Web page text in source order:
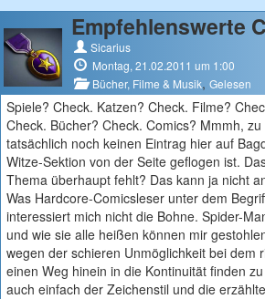
Empfehlenswerte
Sicarius
Montag, 21.02.2011 um 1:00
Bücher, Filme & Musik, Gelesen
Spiele? Check. Katzen? Check. Filme?
Check. Bücher? Check. Comics? Mmmh,
tatsächlich noch keinen Eintrag hier auf
Witze-Sektion von der Seite geflogen ist.
Thema überhaupt fehlt? Das kann ja nicht
Was Hardcore-Comicsleser unter dem
interessiert mich nicht die Bohne. Spider-
und wie sie alle heißen können mir
wegen der schieren Unmöglichkeit bei dem
einen Weg hinein in die Kontinuität finden
auch einfach der Zeichenstil und die